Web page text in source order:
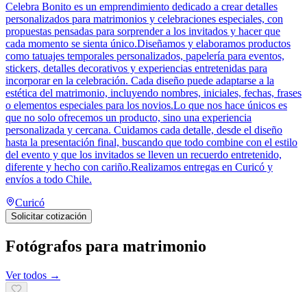
Celebra Bonito es un emprendimiento dedicado a crear detalles
personalizados para matrimonios y celebraciones especiales, con
propuestas pensadas para sorprender a los invitados y hacer que
cada momento se sienta único.Diseñamos y elaboramos productos
como tatuajes temporales personalizados, papelería para eventos,
stickers, detalles decorativos y experiencias entretenidas para
incorporar en la celebración. Cada diseño puede adaptarse a la
estética del matrimonio, incluyendo nombres, iniciales, fechas, frases
o elementos especiales para los novios.Lo que nos hace únicos es
que no solo ofrecemos un producto, sino una experiencia
personalizada y cercana. Cuidamos cada detalle, desde el diseño
hasta la presentación final, buscando que todo combine con el estilo
del evento y que los invitados se lleven un recuerdo entretenido,
diferente y hecho con cariño.Realizamos entregas en Curicó y
envíos a todo Chile.
Curicó
Solicitar cotización
Fotógrafos para matrimonio
Ver todos →